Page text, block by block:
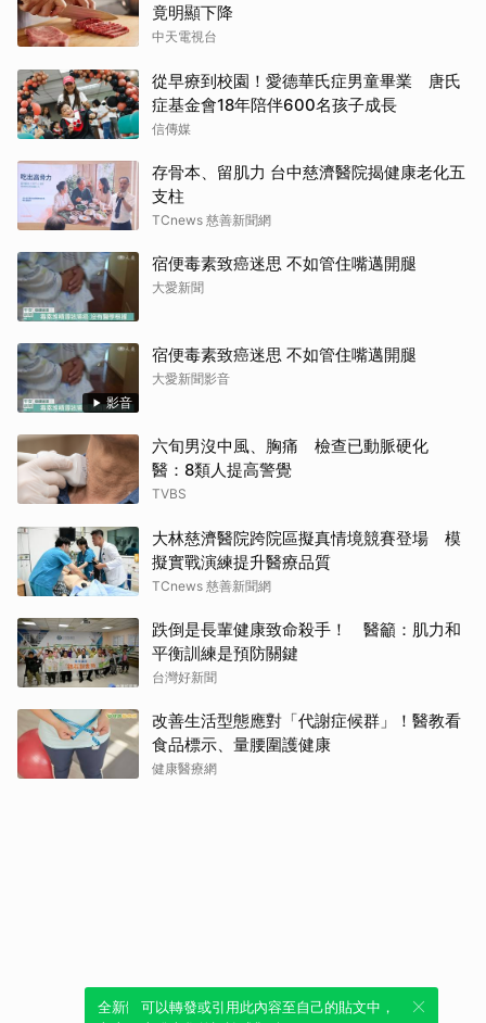
竟明顯下降
中天電視台
從早療到校園！愛德華氏症男童畢業 唐氏
症基金會18年陪伴600名孩子成長
信傳媒
存骨本、留肌力 台中慈濟醫院揭健康老化五
支柱
TCnews 慈善新聞網
宿便毒素致癌迷思 不如管住嘴邁開腿
大愛新聞
影音
宿便毒素致癌迷思 不如管住嘴邁開腿
大愛新聞影音
六旬男沒中風、胸痛 檢查已動脈硬化
醫：8類人提高警覺
TVBS
大林慈濟醫院跨院區擬真情境競賽登場 模
擬實戰演練提升醫療品質
TCnews 慈善新聞網
跌倒是長輩健康致命殺手！ 醫籲：肌力和
平衡訓練是預防關鍵
台灣好新聞
改善生活型態應對「代謝症候群」！醫教看
食品標示、量腰圍護健康
健康醫療網
全新體驗！一鍵引用此內容，透過發布貼
可以轉發或引用此內容至自己的貼文中，